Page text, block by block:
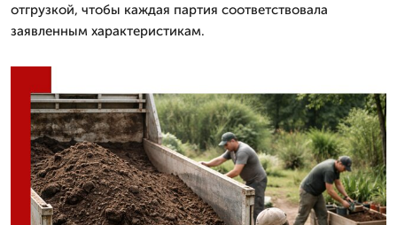
отгрузкой, чтобы каждая партия соответствовала
заявленным характеристикам.